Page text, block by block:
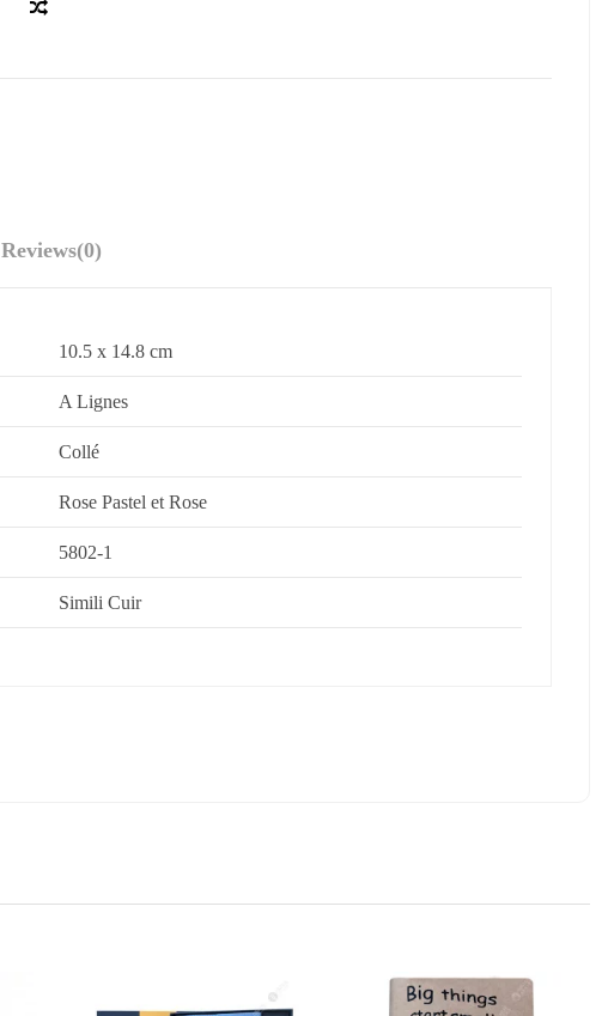
Reviews(0)
10.5 x 14.8 cm
A Lignes
Collé
Rose Pastel et Rose
5802-1
Simili Cuir